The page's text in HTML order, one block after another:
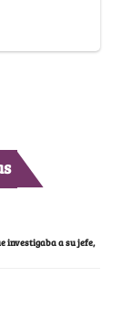
investigaba a su jefe,